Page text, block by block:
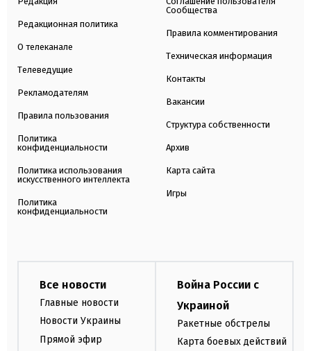
Редакционная политика
О телеканале
Телеведущие
Рекламодателям
Правила пользования
Политика
конфиденциальности
Политика использования
искусственного интеллекта
Политика
конфиденциальности
Сообщества
Правила комментирования
Техническая информация
Контакты
Вакансии
Структура собственности
Архив
Карта сайта
Игры
Все новости
Главные новости
Новости Украины
Прямой эфир
Война России с
Украиной
Ракетные обстрелы
Карта боевых действий